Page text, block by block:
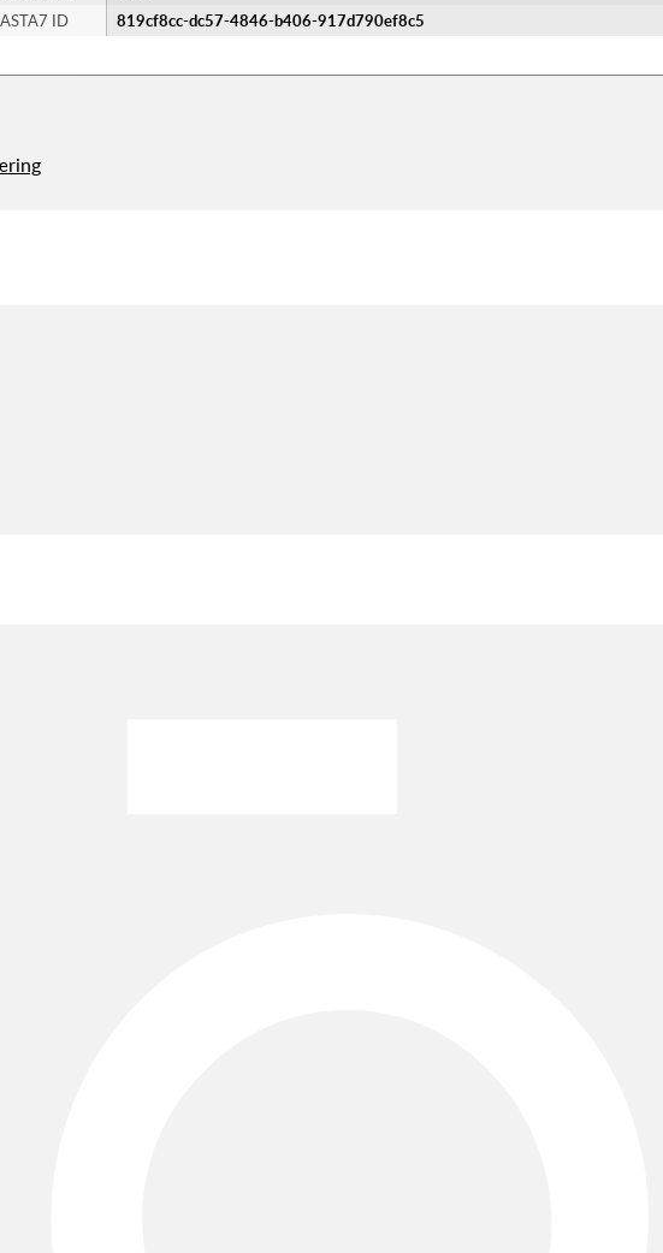
ASTA7 ID
819cf8cc-dc57-4846-b406-917d790ef8c5